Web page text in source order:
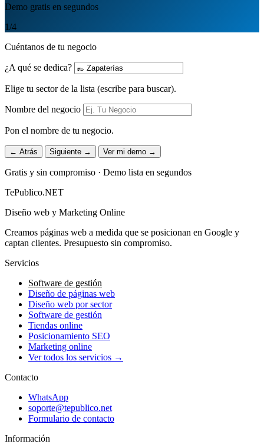
Demo gratis en segundos
1/4
Cuéntanos de tu negocio
¿A qué se dedica?
Elige tu sector de la lista (escribe para buscar).
Nombre del negocio
Pon el nombre de tu negocio.
← Atrás Siguiente → Ver mi demo →
Gratis y sin compromiso · Demo lista en segundos
TePublico.NET
Diseño web y Marketing Online
Creamos páginas web a medida que se posicionan en Google y
captan clientes. Presupuesto sin compromiso.
Servicios
Software de gestión
Diseño de páginas web
Diseño web por sector
Software de gestión
Tiendas online
Posicionamiento SEO
Marketing online
Ver todos los servicios →
Contacto
WhatsApp
soporte@tepublico.net
Formulario de contacto
Información